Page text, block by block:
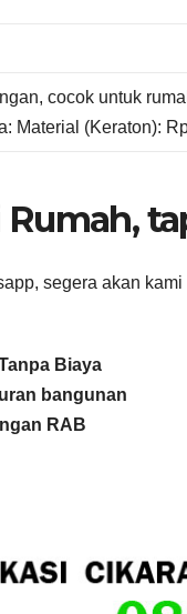
cocok untuk
Material (Keraton):
segera akan
Biaya
bangunan
RAB